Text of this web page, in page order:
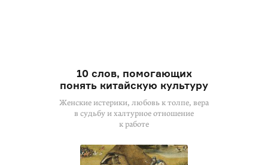
10 слов, помогающих
понять китайскую культуру
Женские истерики, любовь к толпе, вера
в судьбу и халтурное отношение
к работе